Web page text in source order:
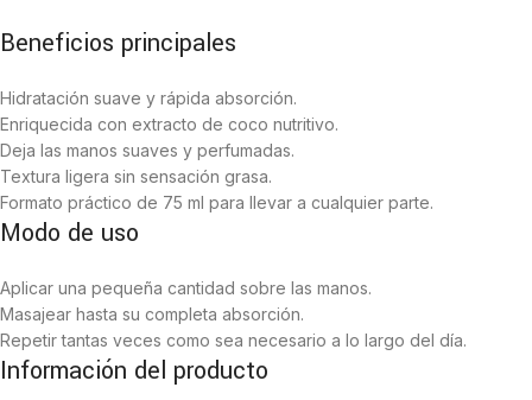
Beneficios principales
Hidratación suave y rápida absorción.
Enriquecida con extracto de coco nutritivo.
Deja las manos suaves y perfumadas.
Textura ligera sin sensación grasa.
Formato práctico de 75 ml para llevar a cualquier parte.
Modo de uso
Aplicar una pequeña cantidad sobre las manos.
Masajear hasta su completa absorción.
Repetir tantas veces como sea necesario a lo largo del día.
Información del producto